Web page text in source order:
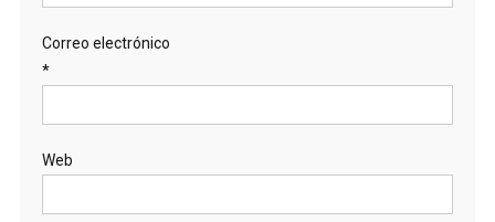
Correo electrónico
*
Web